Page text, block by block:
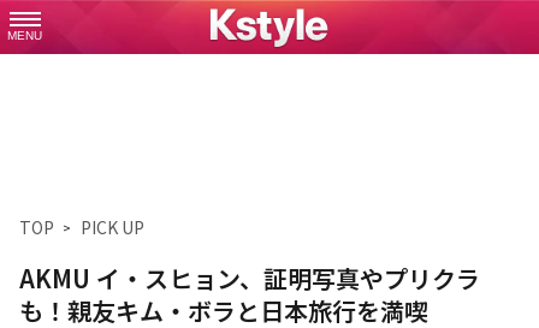
MENU
TOP PICK UP
AKMU イ・スヒョン、証明写真やプリクラ
も！親友キム・ボラと日本旅行を満喫